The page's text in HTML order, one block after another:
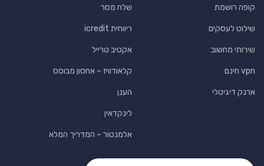
קופה רושמת
שילוט לעסקים
שירותי מחשוב
vpn חינם
ארנק דיגיטלי
שלח מסר
ריווחית icredit
אקטיב טרייל
קלאודוויז – אחסון מבוסס
הענן
לינקדאין
אלמנטור – המדריך המלא